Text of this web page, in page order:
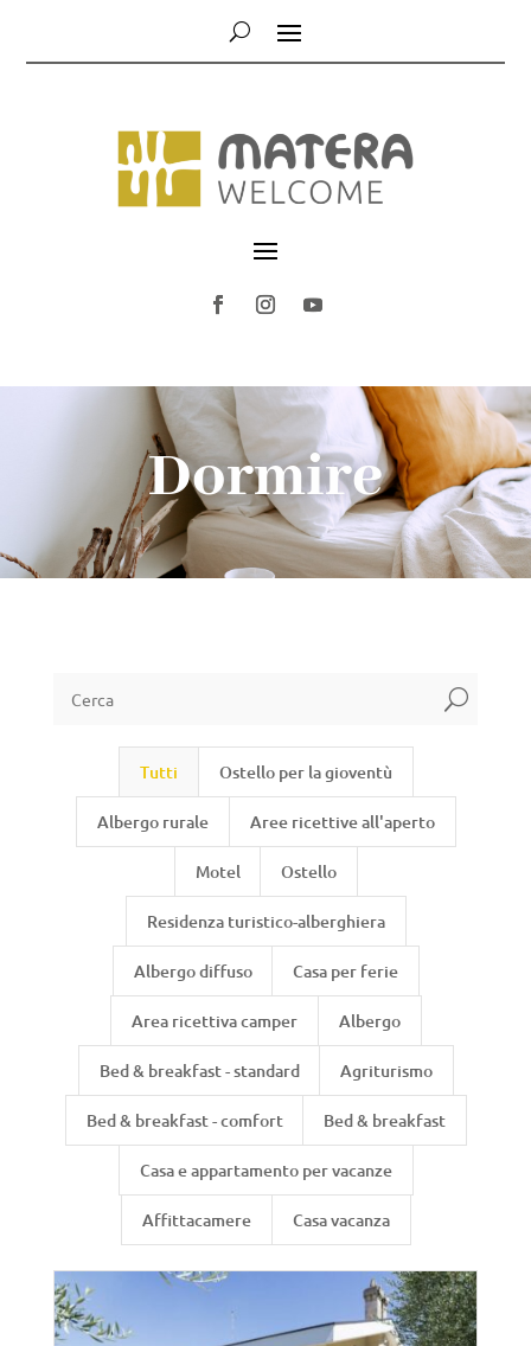
Dormire
U
Tutti Ostello per la gioventù
Albergo rurale Aree ricettive all'aperto
Motel Ostello
Residenza turistico-alberghiera
Albergo diffuso Casa per ferie
Area ricettiva camper Albergo
Bed & breakfast - standard Agriturismo
Bed & breakfast - comfort Bed & breakfast
Casa e appartamento per vacanze
Affittacamere Casa vacanza